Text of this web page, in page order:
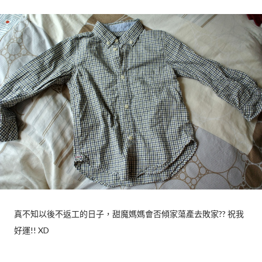
真不知以後不返工的日子，甜魔媽媽會否傾家蕩產去敗家?? 祝我
好運!! XD